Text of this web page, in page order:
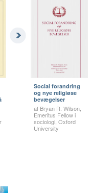
Social forandring
og nye religiøse
bevægelser
af Bryan R. Wilson,
Emeritus Fellow i
sociologi, Oxford
University